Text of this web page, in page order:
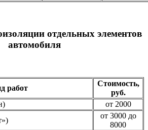
отдельных элементов
автомобиля
работ
Стоимость,
руб.
от 2000
от 3000 до
8000